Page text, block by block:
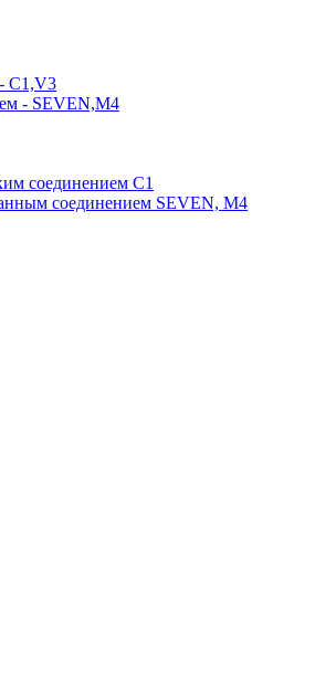
C1,V3
- SEVEN,M4
соединением С1
соединением SEVEN, М4